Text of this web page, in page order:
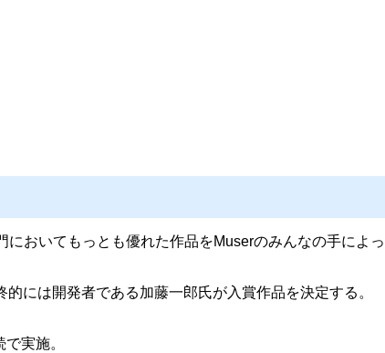
おいてもっとも優れた作品をMuserのみんなの手によっ
には開発者である加藤一郎氏が入賞作品を決定する。
実施。